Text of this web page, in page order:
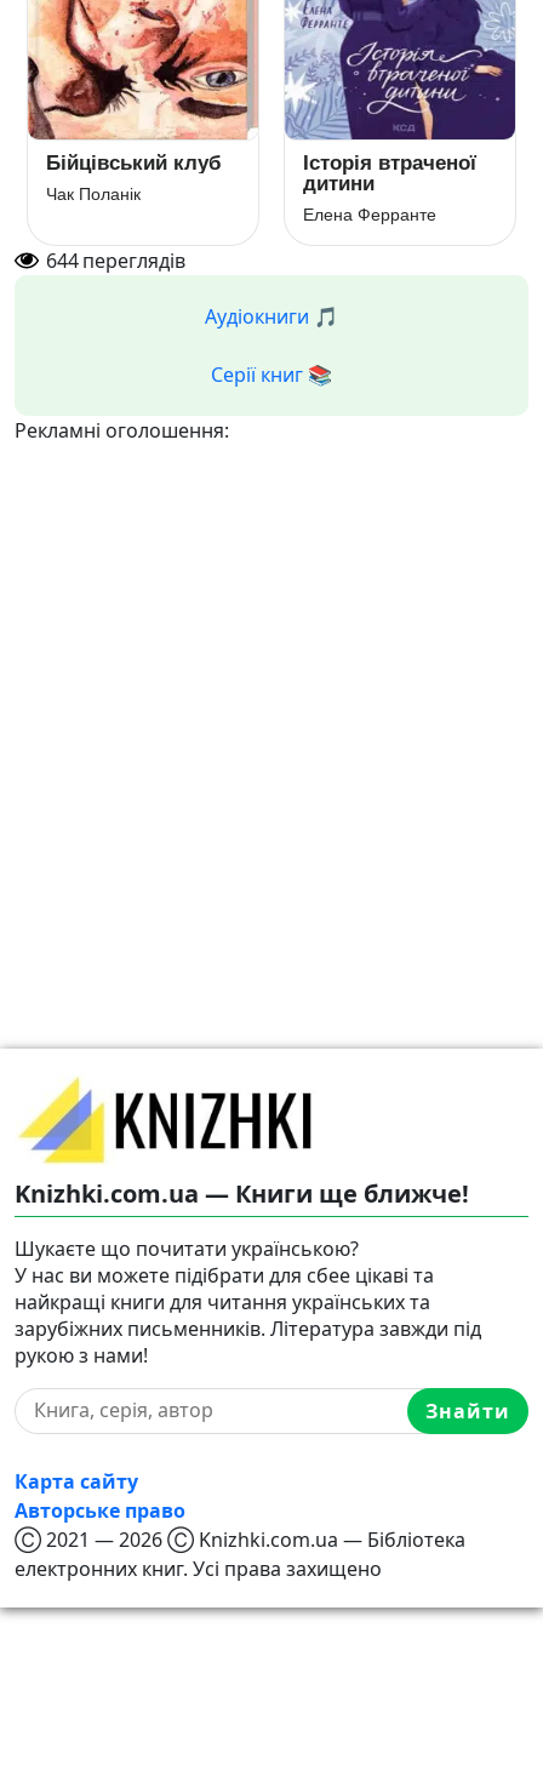
Бійцівський клуб
Чак Поланік
Історія втраченої
дитини
Елена Ферранте
644переглядів
Аудіокниги 🎵
Серії книг 📚
Рекламні оголошення:
Knizhki.com.ua — Книги ще ближче!
Шукаєте що почитати українською?
У нас ви можете підібрати для сбее цікаві та
найкращі книги для читання українських та
зарубіжних письменників. Література завжди під
рукою з нами!
Знайти
Карта сайту
Авторське право
Ⓒ 2021 — 2026 Ⓒ Knizhki.com.ua — Бібліотека
електронних книг. Усі права захищено